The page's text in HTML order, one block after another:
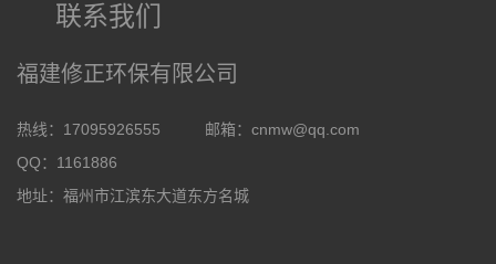
联系我们
福建修正环保有限公司
热线：17095926555 邮箱： cnmw@qq.com
QQ：1161886
地址：福州市江滨东大道东方名城